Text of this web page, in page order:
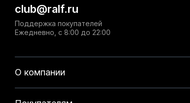
О компании
club@ralf.ru
Поддержка покупателей
Ежедневно, с 8:00 до 22:00